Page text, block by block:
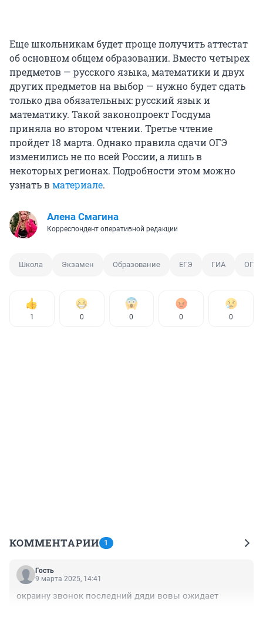
Еще школьникам будет проще получить аттестат
об основном общем образовании. Вместо четырех
предметов — русского языка, математики и двух
других предметов на выбор — нужно будет сдать
только два обязательных: русский язык и
математику. Такой законопроект Госдума
приняла во втором чтении. Третье чтение
пройдет 18 марта. Однако правила сдачи ОГЭ
изменились не по всей России, а лишь в
некоторых регионах. Подробности этом можно
узнать вматериале.
Алена Смагина
Корреспондент оперативной редакции
Школа Экзамен Образование ЕГЭ ГИА ОГЭ
1 0 0 0 0
КОММЕНТАРИИ 1
Гость
9 марта 2025, 14:41
окраину звонок последний дяди вовы ожидает